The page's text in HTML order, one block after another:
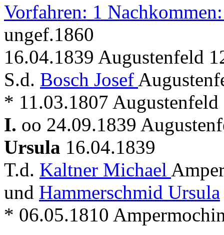
Vorfahren: 1
ungef.1860
16.04.1839 Augustenfeld
S.d. Bosch Josef
* 11.03.1807
I. oo 24.09.1839
Ursula 16.04.1839
T.d. Kaltner Michael
und Hammerschmid Ursula
* 06.05.1810